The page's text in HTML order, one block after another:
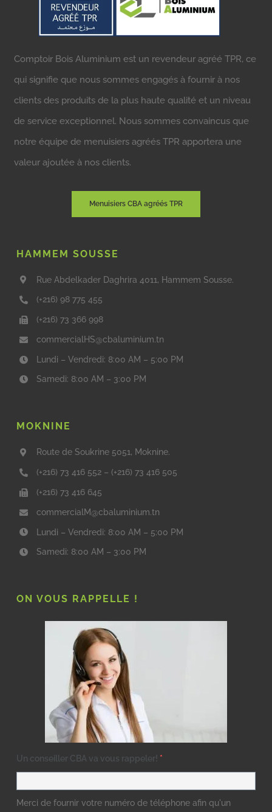
Comptoir Bois Aluminium est un revendeur agréé TPR, ce
qui signifie que nous sommes engagés à fournir à nos
clients des produits de la plus haute qualité et un niveau
de service exceptionnel. Nous sommes convaincus que
notre équipe de menuisiers agréés TPR apportera une
valeur ajoutée à nos clients.
Menuisiers CBA agréés TPR
HAMMEM SOUSSE
Rue Abdelkader Daghrira 4011, Hammem Sousse.
(+216) 98 775 455
(+216) 73 366 998
commercialHS@cbaluminium.tn
Lundi – Vendredi: 8:00 AM – 5:00 PM
Samedi: 8:00 AM – 3:00 PM
MOKNINE
Route de Soukrine 5051, Moknine.
(+216) 73 416 552 – (+216) 73 416 505
(+216) 73 416 645
commercialM@cbaluminium.tn
Lundi – Vendredi: 8:00 AM – 5:00 PM
Samedi: 8:00 AM – 3:00 PM
ON VOUS RAPPELLE !
Un conseiller CBA va vous rappeler! *
Merci de fournir votre numéro de téléphone afin qu'un